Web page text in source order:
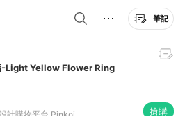
筆記
-Light Yellow Flower Ring
搶購